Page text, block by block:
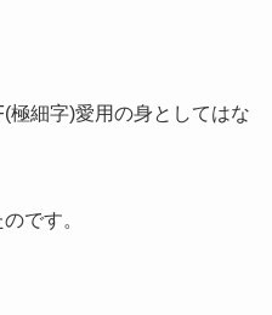
極細字)愛用の身としてはな
です。